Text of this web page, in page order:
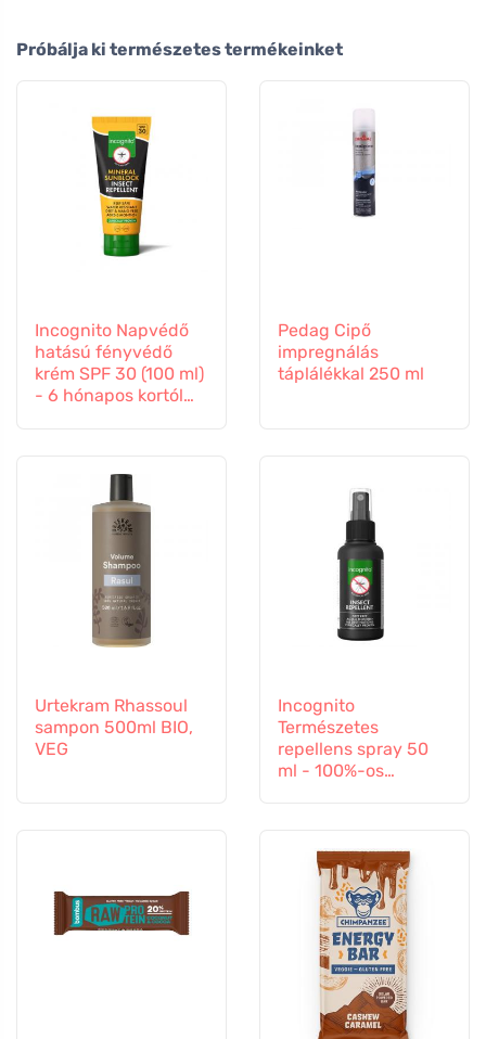
Próbálja ki természetes termékeinket
Incognito Napvédő
hatású fényvédő
krém SPF 30 (100 ml)
- 6 hónapos kortól
Pedag Cipő
impregnálás
táplálékkal 250 ml
Urtekram Rhassoul
sampon 500ml BIO,
VEG
Incognito
Természetes
repellens spray 50
ml - 100%-os